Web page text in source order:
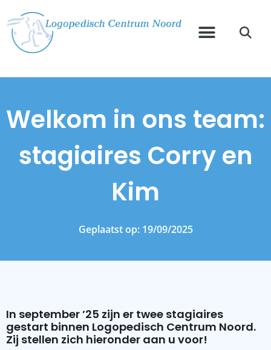
Welkom in ons team:
stagiaires Corry en
Kim
Geplaatst op: 19/09/2025
In september ’25 zijn er twee stagiaires
gestart binnen Logopedisch Centrum Noord.
Zij stellen zich hieronder aan u voor!